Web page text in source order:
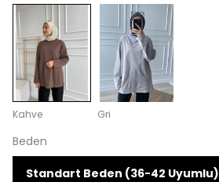
Kahve Gri
Beden
Standart Beden (36-42 Uyumlu)